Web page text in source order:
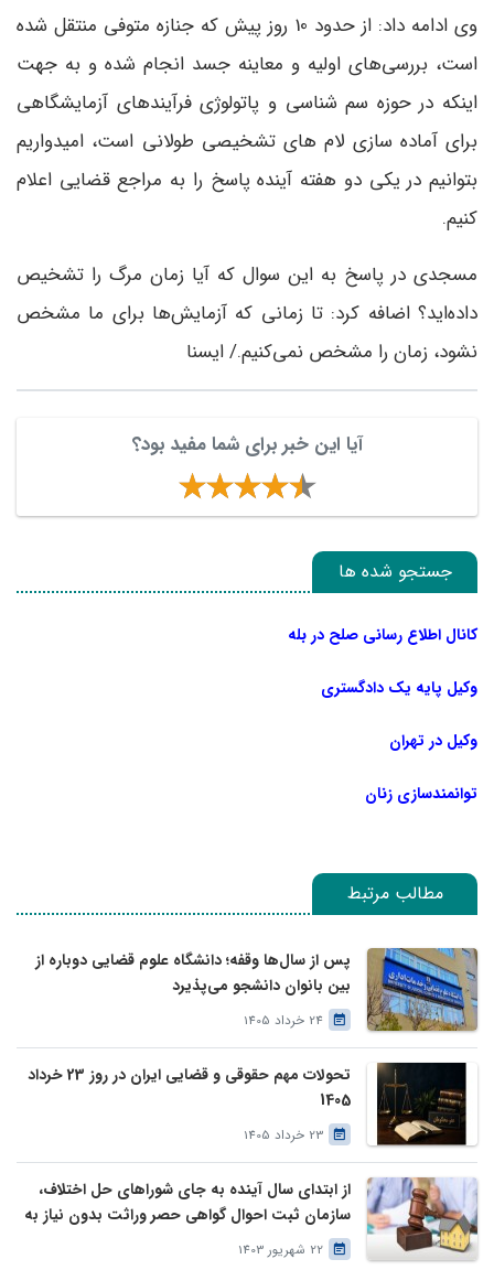
وی ادامه داد: از حدود 10 روز پیش که جنازه متوفی منتقل شده
است، بررسی‌های اولیه و معاینه جسد انجام شده و به جهت
اینکه در حوزه سم شناسی و پاتولوژی فرآیندهای آزمایشگاهی
برای آماده سازی لام ‌های تشخیصی طولانی است، امیدواریم
بتوانیم در یکی دو هفته آینده پاسخ را به مراجع قضایی اعلام
کنیم.
مسجدی در پاسخ به این سوال که آیا زمان مرگ را تشخیص
داده‌اید؟ اضافه کرد: تا زمانی که آزمایش‌ها برای ما مشخص
نشود، زمان را مشخص نمی‌کنیم./ ایسنا
آیا این خبر برای شما مفید بود؟
جستجو شده ها
کانال اطلاع رسانی صلح در بله
وکیل پایه یک دادگستری
وکیل در تهران
توانمندسازی زنان
مطالب مرتبط
پس از سال‌ها وقفه؛ دانشگاه علوم قضایی دوباره از
بین بانوان دانشجو می‌پذیرد
24 خرداد 1405
تحولات مهم حقوقی و قضایی ایران در روز 23 خرداد
1405
23 خرداد 1405
از ابتدای سال آینده به جای شوراهای حل اختلاف،
سازمان ثبت احوال گواهی حصر وراثت بدون نیاز به
درخواست وراث صادر خواهد کرد
22 شهریور 1403